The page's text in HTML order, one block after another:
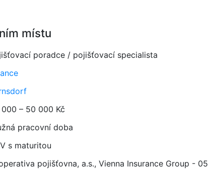
místu
poradce / pojišťovací specialista
– 50 000 Kč
pracovní doba
s maturitou
pojišťovna, a.s., Vienna Insurance Group - 05